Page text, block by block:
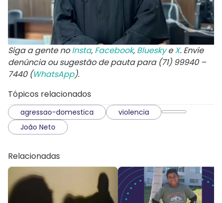
Siga a gente noInsta, Facebook, BlueskyeX. Envie
denúncia ou sugestão de pauta para (71) 99940 –
7440 (WhatsApp).
Tópicos relacionados
agressao-domestica
violencia
João Neto
Relacionadas